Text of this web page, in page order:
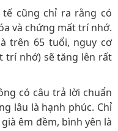
cũng chỉ ra rằng có
và chứng mất trí nhớ.
trên 65 tuổi, nguy cơ
trí nhớ) sẽ tăng lên rất
có câu trả lời chuẩn
lâu là hạnh phúc. Chỉ
êm đềm, bình yên là